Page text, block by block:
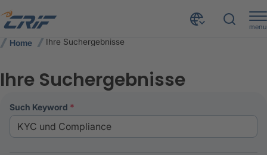
menu
Home Ihre Suchergebnisse
Ihre Suchergebnisse
Such Keyword